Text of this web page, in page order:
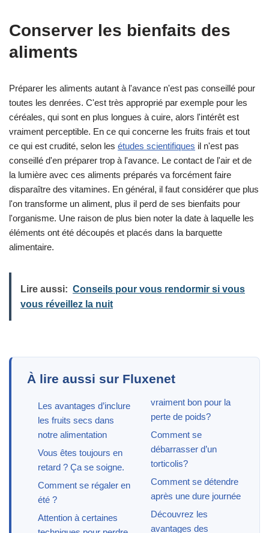
Conserver les bienfaits des
aliments
Préparer les aliments autant à l'avance n'est pas conseillé pour
toutes les denrées. C'est très approprié par exemple pour les
céréales, qui sont en plus longues à cuire, alors l'intérêt est
vraiment perceptible. En ce qui concerne les fruits frais et tout
ce qui est crudité, selon les études scientifiques il n'est pas
conseillé d'en préparer trop à l'avance. Le contact de l'air et de
la lumière avec ces aliments préparés va forcément faire
disparaître des vitamines. En général, il faut considérer que plus
l'on transforme un aliment, plus il perd de ses bienfaits pour
l'organisme. Une raison de plus bien noter la date à laquelle les
éléments ont été découpés et placés dans la barquette
alimentaire.
Lire aussi: Conseils pour vous rendormir si vous
vous réveillez la nuit
À lire aussi sur Fluxenet
Les avantages d’inclure
les fruits secs dans
notre alimentation
Vous êtes toujours en
retard ? Ça se soigne.
Comment se régaler en
été ?
Attention à certaines
vraiment bon pour la
perte de poids?
Comment se
débarrasser d’un
torticolis?
Comment se détendre
après une dure journée
Découvrez les
avantages des